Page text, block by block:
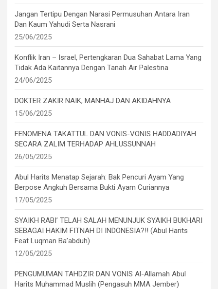
Jangan Tertipu Dengan Narasi Permusuhan Antara Iran
Dan Kaum Yahudi Serta Nasrani
25/06/2025
Konflik Iran – Israel, Pertengkaran Dua Sahabat Lama Yang
Tidak Ada Kaitannya Dengan Tanah Air Palestina
24/06/2025
DOKTER ZAKIR NAIK, MANHAJ DAN AKIDAHNYA
15/06/2025
FENOMENA TAKATTUL DAN VONIS-VONIS HADDADIYAH
SECARA ZALIM TERHADAP AHLUSSUNNAH
26/05/2025
Abul Harits Menatap Sejarah: Bak Pencuri Ayam Yang
Berpose Angkuh Bersama Bukti Ayam Curiannya
17/05/2025
SYAIKH RABI’ TELAH SALAH MENUNJUK SYAIKH BUKHARI
SEBAGAI HAKIM FITNAH DI INDONESIA?!! (Abul Harits
Feat Luqman Ba’abduh)
12/05/2025
PENGUMUMAN TAHDZIR DAN VONIS Al-Allamah Abul
Harits Muhammad Muslih (Pengasuh MMA Jember)